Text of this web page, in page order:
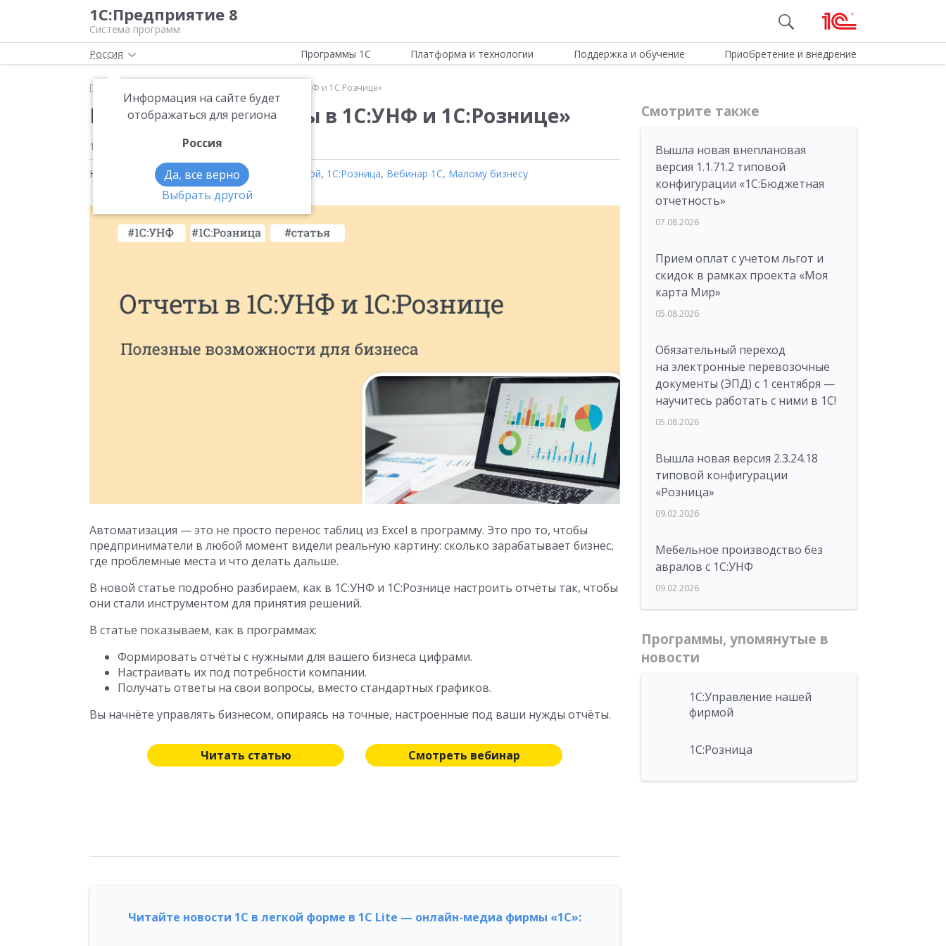
1С:Предприятие 8
Система программ
Россия
Информация на сайте будет
отображаться для региона
Россия
Да, все верно
Выбрать другой
Программы 1С Платформа и технологии Поддержка и обучение Приобретение и внедрение
Главная Новая статья «Отчеты в 1С:УНФ и 1С:Рознице»
Новая статья «Отчеты в 1С:УНФ и 1С:Рознице»
15.01.2026
Новости на тему:1С:Управление нашей фирмой, 1С:Розница, Вебинар 1С, Малому бизнесу
Автоматизация — это не просто перенос таблиц из Excel в программу. Это про то, чтобы
предприниматели в любой момент видели реальную картину: сколько зарабатывает бизнес,
где проблемные места и что делать дальше.
В новой статье подробно разбираем, как в 1С:УНФ и 1С:Рознице настроить отчёты так, чтобы
они стали инструментом для принятия решений.
В статье показываем, как в программах:
Формировать отчёты с нужными для вашего бизнеса цифрами.
Настраивать их под потребности компании.
Получать ответы на свои вопросы, вместо стандартных графиков.
Вы начнёте управлять бизнесом, опираясь на точные, настроенные под ваши нужды отчёты.
Читать статью Смотреть вебинар
Читайте новости 1С в легкой форме в 1С Lite — онлайн-медиа фирмы «1С»:
Смотрите также
Вышла новая внеплановая
версия 1.1.71.2 типовой
конфигурации «1C:Бюджетная
отчетность»
07.08.2026
Прием оплат с учетом льгот и
скидок в рамках проекта «Моя
карта Мир»
05.08.2026
Обязательный переход
на электронные перевозочные
документы (ЭПД) с 1 сентября —
научитесь работать с ними в 1С!
05.08.2026
Вышла новая версия 2.3.24.18
типовой конфигурации
«Розница»
09.02.2026
Мебельное производство без
авралов с 1С:УНФ
09.02.2026
Программы, упомянутые в
новости
1С:Управление нашей
фирмой
1С:Розница